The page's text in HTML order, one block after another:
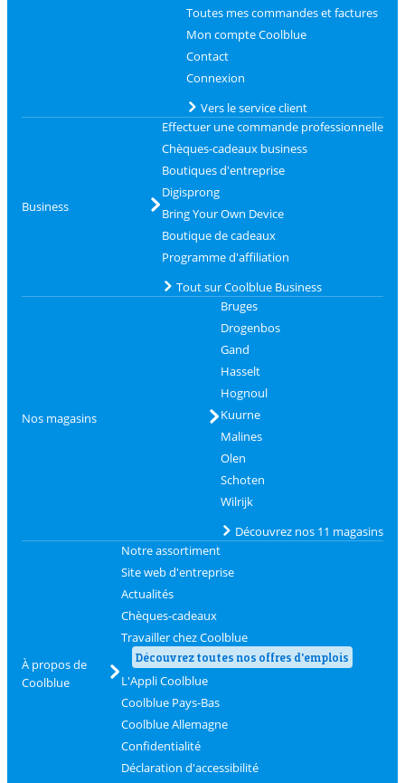
Toutes mes commandes et factures
Mon compte Coolblue
Contact
Connexion
Vers le service client
Business
Effectuer une commande professionnelle
Chèques-cadeaux business
Boutiques d'entreprise
Digisprong
Bring Your Own Device
Boutique de cadeaux
Programme d'affiliation
Tout sur Coolblue Business
Nos magasins
Bruges
Drogenbos
Gand
Hasselt
Hognoul
Kuurne
Malines
Olen
Schoten
Wilrijk
Découvrez nos 11 magasins
À propos de
Coolblue
Notre assortiment
Site web d'entreprise
Actualités
Chèques-cadeaux
Travailler chez Coolblue
Découvrez toutes nos offres d'emplois
L'Appli Coolblue
Coolblue Pays-Bas
Coolblue Allemagne
Confidentialité
Déclaration d'accessibilité